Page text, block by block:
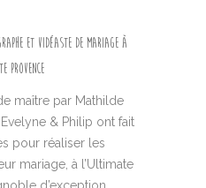
et vidéaste de mariage à
Provence
maître par Mathilde
, Evelyne & Philip ont fait
pour réaliser les
mariage, à l’Ultimate